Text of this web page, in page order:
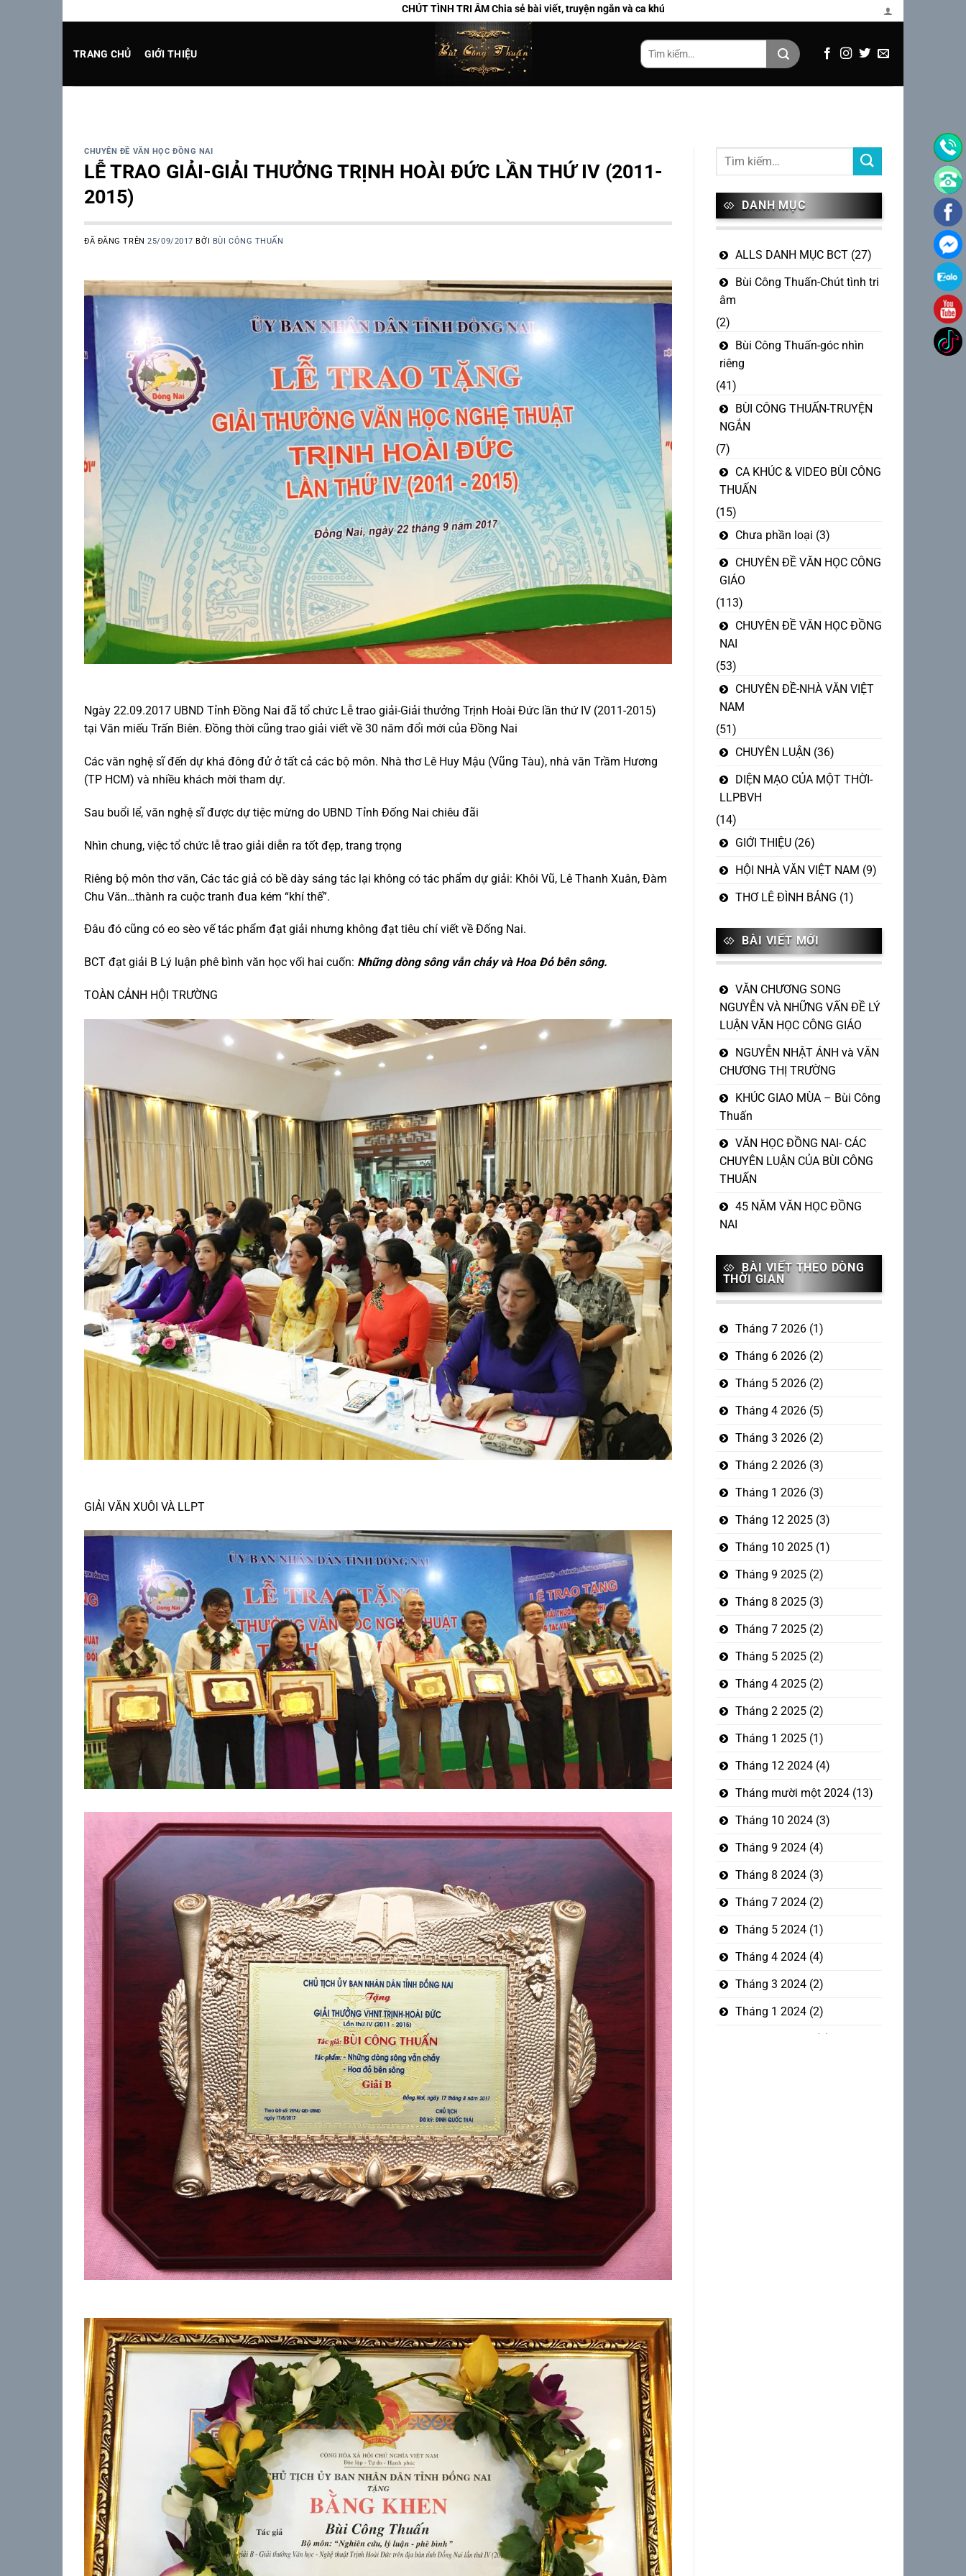
đến
dung
CHÚT TÌNH TRI ÂM Chia sẻ bài viết, truyện ngắn và ca khúc của Bùi Công Thuấn
TRANG CHỦ GIỚI THIỆU
Tìm
kiếm:
CHUYÊN ĐỀ VĂN HỌC ĐỒNG NAI
LỄ TRAO GIẢI-GIẢI THƯỞNG TRỊNH HOÀI ĐỨC LẦN THỨ IV (2011-
2015)
ĐÃ ĐĂNG TRÊN25/09/2017 BỞI BÙI CÔNG THUẤN
Ngày 22.09.2017 UBND Tỉnh Đồng Nai đã tổ chức Lễ trao giải-Giải thưởng Trịnh Hoài Đức lần thứ IV (2011-2015)
tại Văn miếu Trấn Biên. Đồng thời cũng trao giải viết về 30 năm đổi mới của Đồng Nai
Các văn nghệ sĩ đến dự khá đông đử ở tất cả các bộ môn. Nhà thơ Lê Huy Mậu (Vũng Tàu), nhà văn Trầm Hương
(TP HCM) và nhiều khách mời tham dự.
Sau buổi lể, văn nghệ sĩ được dự tiệc mừng do UBND Tỉnh Đống Nai chiêu đãi
Nhìn chung, việc tổ chức lễ trao giải diễn ra tốt đẹp, trang trọng
Riêng bộ môn thơ văn, Các tác giả có bề dày sáng tác lại không có tác phẩm dự giải: Khôi Vũ, Lê Thanh Xuân, Đàm
Chu Văn…thành ra cuộc tranh đua kém “khí thế”.
Đâu đó cũng có eo sèo vế tác phẩm đạt giải nhưng không đạt tiêu chí viết về Đống Nai.
BCT đạt giải B Lý luận phê bình văn học vối hai cuốn: Những dòng sông vẫn chảy và Hoa Đỏ bên sông.
TOÀN CẢNH HỘI TRƯỜNG
GIẢI VĂN XUÔI VÀ LLPT
DANH MỤC
ALLS DANH MỤC BCT(27)
Bùi Công Thuấn-Chút tình tri
âm
(2)
Bùi Công Thuấn-góc nhìn
riêng
(41)
BÙI CÔNG THUẤN-TRUYỆN
NGẮN
(7)
CA KHÚC & VIDEO BÙI CÔNG
THUẤN
(15)
Chưa phần loại (3)
CHUYÊN ĐỀ VĂN HỌC CÔNG
GIÁO
(113)
CHUYÊN ĐỀ VĂN HỌC ĐỒNG
NAI
(53)
CHUYÊN ĐỀ-NHÀ VĂN VIỆT
NAM
(51)
CHUYÊN LUẬN (36)
DIỆN MẠO CỦA MỘT THỜI-
LLPBVH
(14)
GIỚI THIỆU(26)
HỘI NHÀ VĂN VIỆT NAM (9)
THƠ LÊ ĐÌNH BẢNG (1)
BÀI VIẾT MỚI
VĂN CHƯƠNG SONG
NGUYỄN VÀ NHỮNG VẤN ĐỀ LÝ
LUẬN VĂN HỌC CÔNG GIÁO
NGUYỄN NHẬT ÁNH và VĂN
CHƯƠNG THỊ TRƯỜNG
KHÚC GIAO MÙA – Bùi Công
Thuấn
VĂN HỌC ĐỒNG NAI- CÁC
CHUYÊN LUẬN CỦA BÙI CÔNG
THUẤN
45 NĂM VĂN HỌC ĐỒNG
NAI
BÀI VIẾT THEO DÒNG
THỜI GIAN
Tháng 7 2026(1)
Tháng 6 2026(2)
Tháng 5 2026(2)
Tháng 4 2026(5)
Tháng 3 2026(2)
Tháng 2 2026(3)
Tháng 1 2026(3)
Tháng 12 2025(3)
Tháng 10 2025(1)
Tháng 9 2025(2)
Tháng 8 2025(3)
Tháng 7 2025(2)
Tháng 5 2025(2)
Tháng 4 2025(2)
Tháng 2 2025(2)
Tháng 1 2025(1)
Tháng 12 2024(4)
Tháng mười một 2024(13)
Tháng 10 2024(3)
Tháng 9 2024(4)
Tháng 8 2024(3)
Tháng 7 2024(2)
Tháng 5 2024(1)
Tháng 4 2024(4)
Tháng 3 2024(2)
Tháng 1 2024(2)
(5)